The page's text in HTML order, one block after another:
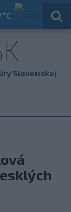
°C
Slovenskej